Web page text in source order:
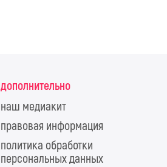
дополнительно
наш медиакит
правовая информация
политика обработки
персональных данных